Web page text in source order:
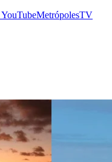
YouTubeMetrópolesTV